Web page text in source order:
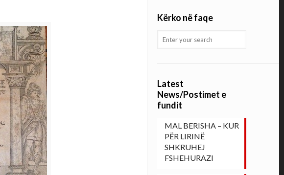
Kërko në faqe
Latest
News/Postimet e
fundit
MAL BERISHA – KUR
PËR LIRINË
SHKRUHEJ
FSHEHURAZI